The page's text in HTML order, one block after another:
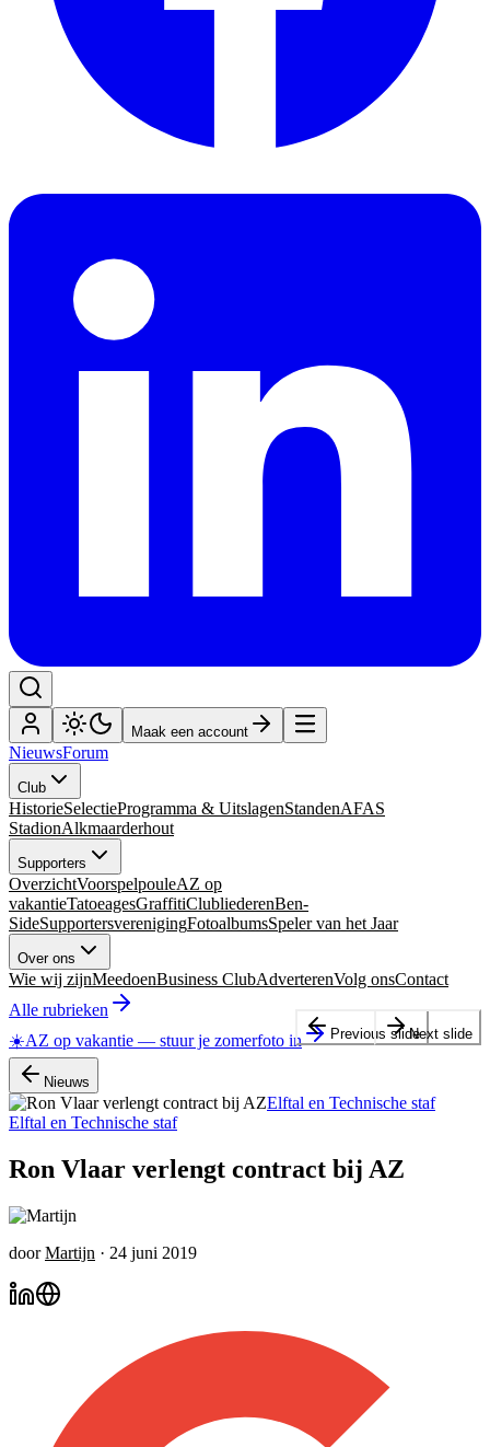
Maak een account
NieuwsForum
Club
HistorieSelectieProgramma & UitslagenStandenAFAS
StadionAlkmaarderhout
Supporters
OverzichtVoorspelpouleAZ op
vakantieTatoeagesGraffitiClubliederenBen-
SideSupportersverenigingFotoalbumsSpeler van het Jaar
Over ons
Wie wij zijnMeedoenBusiness ClubAdverterenVolg onsContact
Alle rubrieken
☀️AZ op vakantie — stuur je zomerfoto in
Nieuws
Elftal en Technische staf
Elftal en Technische staf
Ron Vlaar verlengt contract bij AZ
door Martijn · 24 juni 2019
Previous slideNext slide